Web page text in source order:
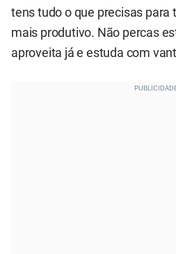
tens tudo o que precisas para
mais produtivo. Não percas
aproveita já e estuda com